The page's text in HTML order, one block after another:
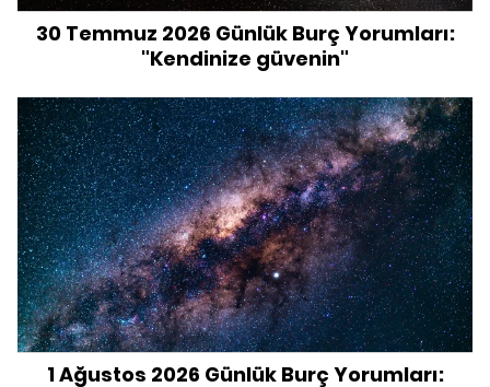
30 Temmuz 2026 Günlük Burç Yorumları:
"Kendinize güvenin"
1 Ağustos 2026 Günlük Burç Yorumları: